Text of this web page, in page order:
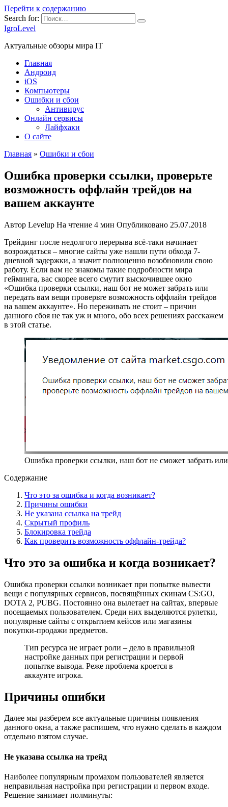
Перейти к содержанию
Search for:
IgroLevel
Актуальные обзоры мира IT
Главная
Андроид
iOS
Компьютеры
Ошибки и сбои
Антивирус
Онлайн сервисы
Лайфхаки
О сайте
Главная » Ошибки и сбои
Ошибка проверки ссылки, проверьте
возможность оффлайн трейдов на
вашем аккаунте
Автор Levelup На чтение 4 мин Опубликовано 25.07.2018
Трейдинг после недолгого перерыва всё-таки начинает
возрождаться – многие сайты уже нашли пути обхода 7-
дневной задержки, а значит полноценно возобновили свою
работу. Если вам не знакомы такие подробности мира
гейминга, вас скорее всего смутит выскочившее окно
«Ошибка проверки ссылки, наш бот не может забрать или
передать вам вещи проверьте возможность оффлайн трейдов
на вашем аккаунте». Но переживать не стоит – причин
данного сбоя не так уж и много, обо всех решениях расскажем
в этой статье.
Ошибка проверки ссылки, наш бот не сможет забрать
Содержание
Что это за ошибка и когда возникает?
Причины ошибки
Не указана ссылка на трейд
Скрытый профиль
Блокировка трейда
Как проверить возможность оффлайн-трейда?
Что это за ошибка и когда возникает?
Ошибка проверки ссылки возникает при попытке вывести
вещи с популярных сервисов, посвящённых скинам CS:GO,
DOTA 2, PUBG. Постоянно она вылетает на сайтах, впервые
посещаемых пользователем. Среди них выделяются рулетки,
популярные сайты с открытием кейсов или магазины
покупки-продажи предметов.
Тип ресурса не играет роли – дело в правильной
настройке данных при регистрации и первой
попытке вывода. Реже проблема кроется в
аккаунте игрока.
Причины ошибки
Далее мы разберем все актуальные причины появления
данного окна, а также распишем, что нужно сделать в каждом
отдельно взятом случае.
Не указана ссылка на трейд
Наиболее популярным промахом пользователей является
неправильная настройка при регистрации и первом входе.
Решение занимает полминуты: